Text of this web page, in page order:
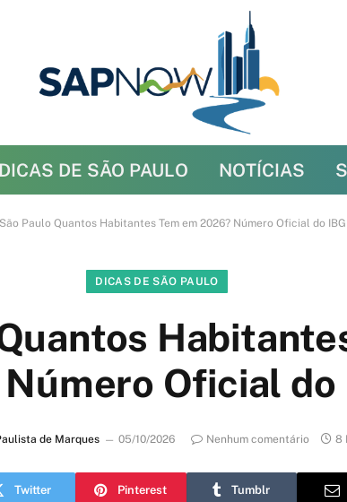
DICAS DE SÃO PAULO NOTÍCIAS
São Paulo Quantos Habitantes Tem em 2026? Número Oficial do
DICAS DE SÃO PAULO
Oficial do
de Marques 05/10/2026 Nenhum comentário 8
Twitter Pinterest Tumblr